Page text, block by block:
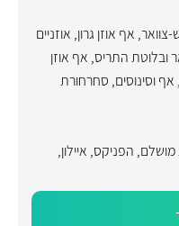
צוואר, אף אוזן גרון, אוזניים
ובלוטת התריס, אף אוזן
, אף וסינוסים, סחרחורת
מושלם, הפניקס, איילון,